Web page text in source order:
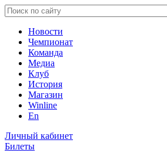
Новости
Чемпионат
Команда
Медиа
Клуб
История
Магазин
Winline
En
Личный кабинет
Билеты